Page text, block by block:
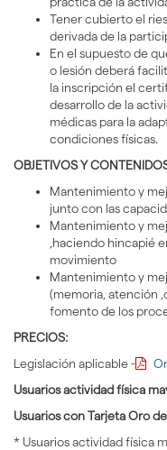
Tener cubierto el
derivada de la
En el supuesto de
o lesión deberá
la inscripción el
desarrollo de la
médicas para la
condiciones físicas.
OBJETIVOS Y
Mantenimiento y
junto con las
Mantenimiento y
,haciendo hincapié
movimiento
Mantenimiento y
(memoria, atención
fomento de los
PRECIOS:
Legislación aplicable -
Usuarios actividad física
Usuarios con Tarjeta Oro
* Usuarios actividad física